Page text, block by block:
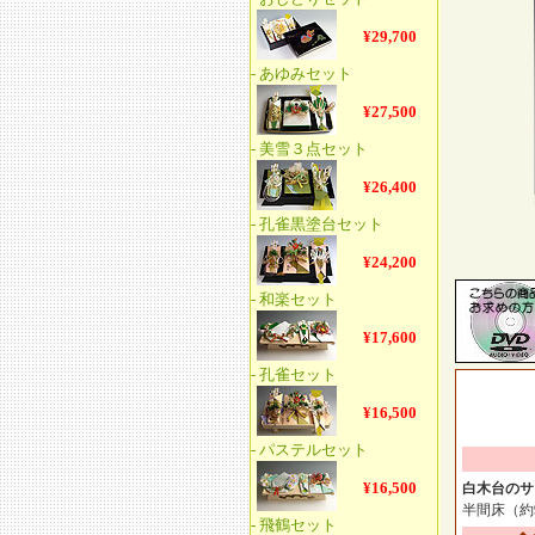
白木台の
半間床（